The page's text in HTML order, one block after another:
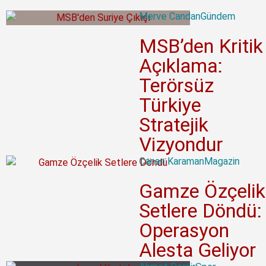
Merve CandanGündem
MSB’den Kritik
Açıklama:
Terörsüz
Türkiye
Stratejik
Vizyondur
Canan KaramanMagazin
Gamze Özçelik
Setlere Döndü:
Operasyon
Alesta Geliyor